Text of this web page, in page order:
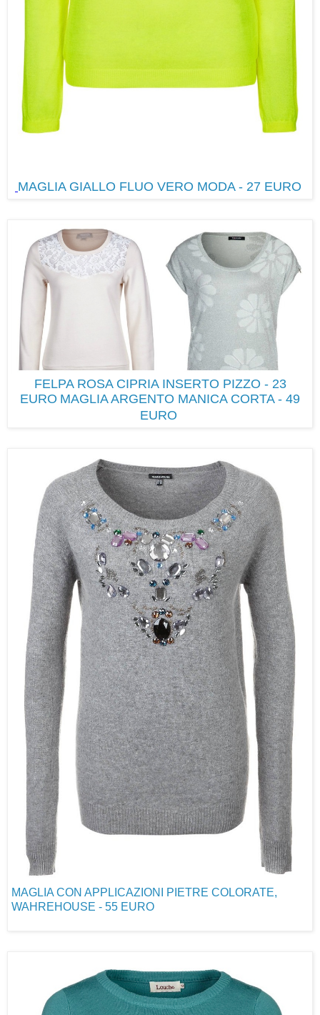
MAGLIA GIALLO FLUO VERO MODA - 27 EURO
FELPA ROSA CIPRIA INSERTO PIZZO - 23
EURO MAGLIA ARGENTO MANICA CORTA - 49
EURO
MAGLIA CON APPLICAZIONI PIETRE COLORATE,
WAHREHOUSE - 55 EURO